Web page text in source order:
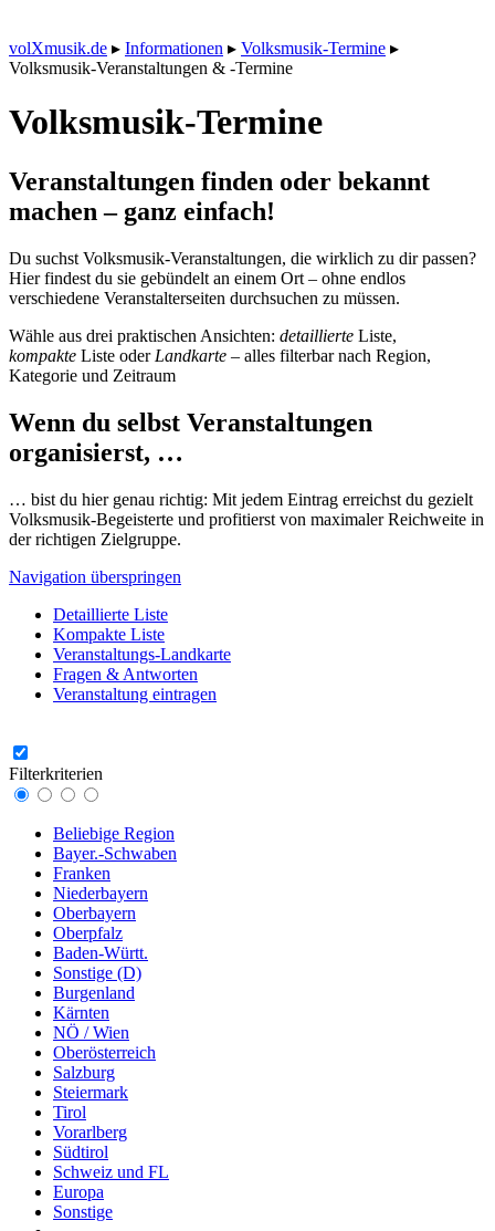
volXmusik.de ▸ Informationen ▸ Volksmusik-Termine ▸
Volksmusik-Veranstaltungen & -Termine
Volksmusik-Termine
Veranstaltungen finden oder bekannt
machen – ganz einfach!
Du suchst Volksmusik-Veranstaltungen, die wirklich zu dir passen?
Hier findest du sie gebündelt an einem Ort – ohne endlos
verschiedene Veranstalterseiten durchsuchen zu müssen.
Wähle aus drei praktischen Ansichten: detaillierte Liste,
kompakte Liste oder Landkarte – alles filterbar nach Region,
Kategorie und Zeitraum
Wenn du selbst Veranstaltungen
organisierst, …
… bist du hier genau richtig: Mit jedem Eintrag erreichst du gezielt
Volksmusik-Begeisterte und profitierst von maximaler Reichweite in
der richtigen Zielgruppe.
Navigation überspringen
Detaillierte Liste
Kompakte Liste
Veranstaltungs-Landkarte
Fragen & Antworten
Veranstaltung eintragen
Filterkriterien
Beliebige Region
Bayer.-Schwaben
Franken
Niederbayern
Oberbayern
Oberpfalz
Baden-Württ.
Sonstige (D)
Burgenland
Kärnten
NÖ / Wien
Oberösterreich
Salzburg
Steiermark
Tirol
Vorarlberg
Südtirol
Schweiz und FL
Europa
Sonstige